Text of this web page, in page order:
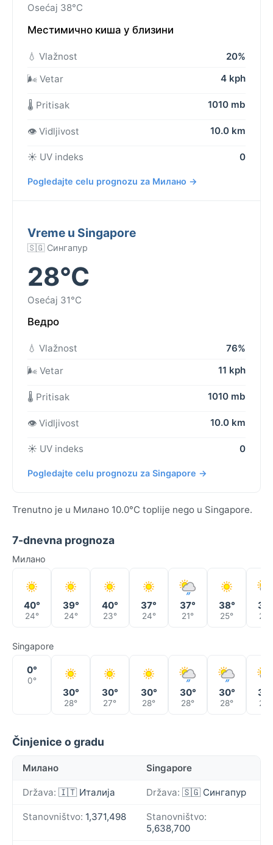
Osećaj 38°C
Местимично киша у близини
💧 Vlažnost
20%
🌬️ Vetar
4 kph
🌡️ Pritisak 1010 mb
👁️ Vidljivost 10.0 km
☀️ UV indeks 0
Pogledajte celu prognozu za Милано →
Vreme u Singapore
🇸🇬 Сингапур
28°C
Osećaj 31°C
Ведро
💧 Vlažnost
76%
🌬️ Vetar
11 kph
🌡️ Pritisak 1010 mb
👁️ Vidljivost 10.0 km
☀️ UV indeks 0
Pogledajte celu prognozu za Singapore →
Trenutno je u Милано 10.0°C toplije nego u Singapore.
7-dnevna prognoza
Милано
40°
24°
39°
24°
40°
23°
37°
24°
37°
21°
38°
25° 24°
Singapore
0°
0°
30°
28°
30°
27°
30°
28°
30°
28°
30°
28° 28°
Činjenice o gradu
Милано Singapore
Država: 🇮🇹 Италија Država: 🇸🇬 Сингапур
Stanovništvo: 1,371,498
Stanovništvo:
5,638,700